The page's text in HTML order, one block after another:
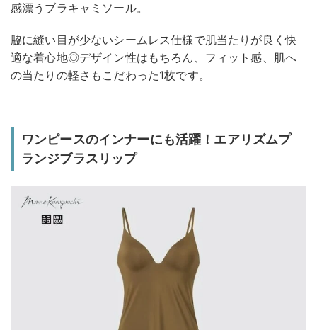
感漂うブラキャミソール。
脇に縫い目が少ないシームレス仕様で肌当たりが良く快
適な着心地◎デザイン性はもちろん、フィット感、肌へ
の当たりの軽さもこだわった1枚です。
ワンピースのインナーにも活躍！エアリズムプ
ランジブラスリップ